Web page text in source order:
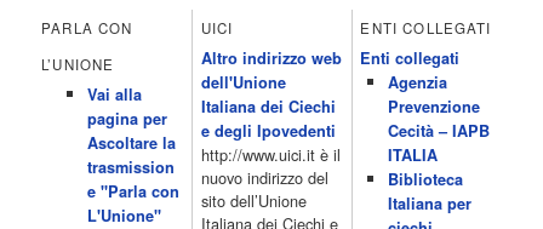
All News 16.05 Rotazione musicale 19.00 All News 19.05 The
Club 19.30 19.30 Human Guinea Pigs 20.00 Inbox 21.00 Code
Monkeys 21.30 Sons of Butcher […]
programmiTv - ITALIA 1 4 Dicembre 2022
Programmi 06.35 Cartoni Animati 09.05 Telefilm:Starsky & Hutch
10.10 Telefilm:Supercar 12.15 12.15 Secondo voi 12.25 Studio
Aperto 13.00 Studio Sport 13.40 Cartoni animati 14.30 I Simpson
15.00 Telefilm:Paso adelante 15.55 15.55 Telefilm:Wildfire 16.50
Cartoni animati 18.30 Studio Aperto 19.05 Don Luca c'� 19.35
PARLA CON
L’UNIONE
Vai alla
pagina per
Ascoltare la
trasmission
e "Parla con
L'Unione"
UICI
Altro indirizzo web
dell'Unione
Italiana dei Ciechi
e degli Ipovedenti
http://www.uici.it è il
nuovo indirizzo del
sito dell’Unione
Italiana dei Ciechi e
ENTI COLLEGATI
Enti collegati
Agenzia
Prevenzione
Cecità – IAPB
ITALIA
Biblioteca
Italiana per